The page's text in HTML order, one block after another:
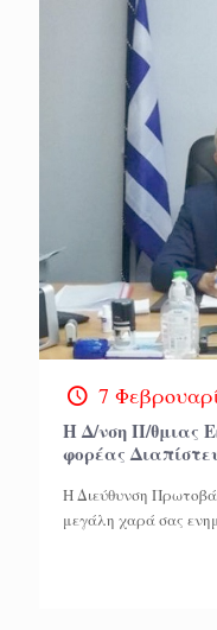
7
Η Δ/νση Π/θμιας
φορέας
Η Διεύθυνση
μεγάλη χαρά σας